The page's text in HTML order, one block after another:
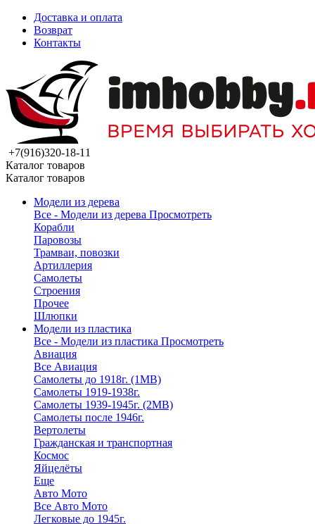
Доставка и оплата
Возврат
Контакты
+7(916)320-18-11
Каталог товаров
Каталог товаров
Модели из дерева
Все - Модели из дерева Просмотреть
Корабли
Паровозы
Трамваи, повозки
Артиллерия
Самолеты
Строения
Прочее
Шлюпки
Модели из пластика
Все - Модели из пластика Просмотреть
Авиация
Все Авиация
Самолеты до 1918г. (1МВ)
Самолеты 1919-1938г.
Самолеты 1939-1945г. (2МВ)
Самолеты после 1946г.
Вертолеты
Гражданская и транспортная
Космос
Яйцелёты
Еще
Авто Мото
Все Авто Мото
Легковые до 1945г.